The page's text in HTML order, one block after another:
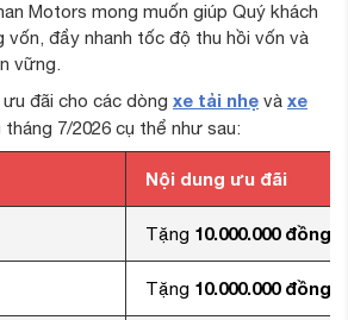
Motors mong muốn giúp Quý khách
vốn, đẩy nhanh tốc độ thu hồi vốn và
vững.
đãi cho các dòng xe tải nhẹ và xe
7/2026 cụ thể như sau:
Nội dung ưu đãi
Tặng 10.000.000 đồng
Tặng 10.000.000 đồng